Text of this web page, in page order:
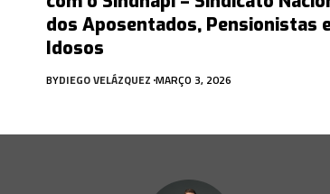
dos Aposentados, Pensionistas
Idosos
BYDIEGO VELÁZQUEZ MARÇO 3, 2026